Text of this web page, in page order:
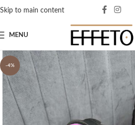
Skip to main content
MENU
-4%